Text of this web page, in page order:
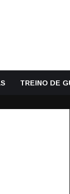
TREINO DE